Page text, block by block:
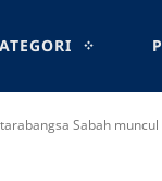
Sabah